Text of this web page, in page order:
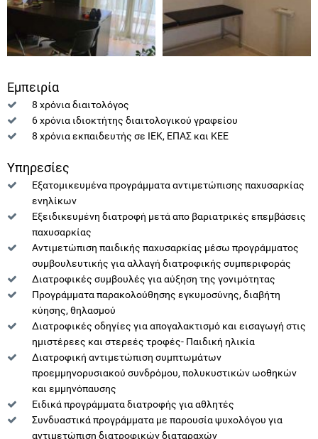
Εμπειρία
8 χρόνια διαιτολόγος
6 χρόνια ιδιοκτήτης διαιτολογικού γραφείου
8 χρόνια εκπαιδευτής σε ΙΕΚ, ΕΠΑΣ και ΚΕΕ
Υπηρεσίες
Εξατομικευμένα προγράμματα αντιμετώπισης παχυσαρκίας
ενηλίκων
Εξειδικευμένη διατροφή μετά απο βαριατρικές επεμβάσεις
παχυσαρκίας
Αντιμετώπιση παιδικής παχυσαρκίας μέσω προγράμματος
συμβουλευτικής για αλλαγή διατροφικής συμπεριφοράς
Διατροφικές συμβουλές για αύξηση της γονιμότητας
Προγράμματα παρακολούθησης εγκυμοσύνης, διαβήτη
κύησης, θηλασμού
Διατροφικές οδηγίες για απογαλακτισμό και εισαγωγή στις
ημιστέρεες και στερεές τροφές- Παιδική ηλικία
Διατροφική αντιμετώπιση συμπτωμάτων
προεμμηνορυσιακού συνδρόμου, πολυκυστικών ωοθηκών
και εμμηνόπαυσης
Ειδικά προγράμματα διατροφής για αθλητές
Συνδυαστικά προγράμματα με παρουσία ψυχολόγου για
αντιμετώπιση διατροφικών διαταραχών